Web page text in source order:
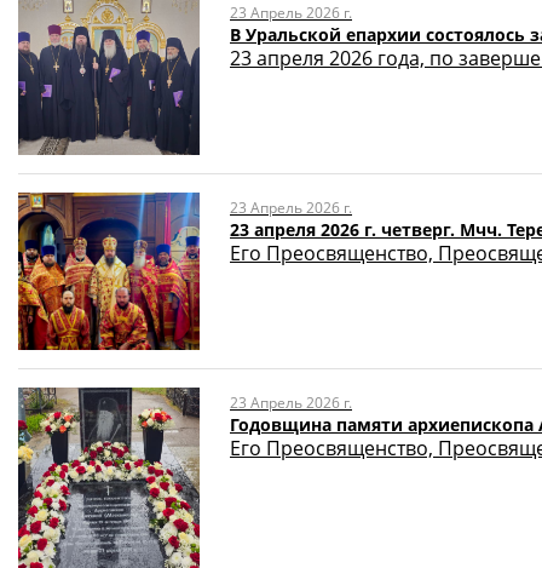
23 Апрель 2026 г.
В Уральской епархии состоялось
23 апреля 2026 года, по
23 Апрель 2026 г.
23 апреля 2026 г. четверг. Мчч.
Его Преосвященство,
23 Апрель 2026 г.
Годовщина памяти архиепископа
Его Преосвященство,